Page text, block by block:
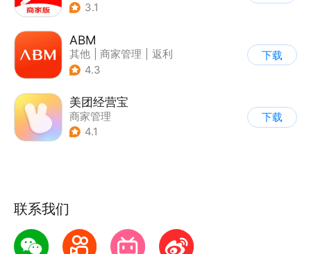
3.1
ABM
其他 商家管理
返利
| 海淘
4.3
下载
美团经营宝
商家管理
4.1
下载
联系我们